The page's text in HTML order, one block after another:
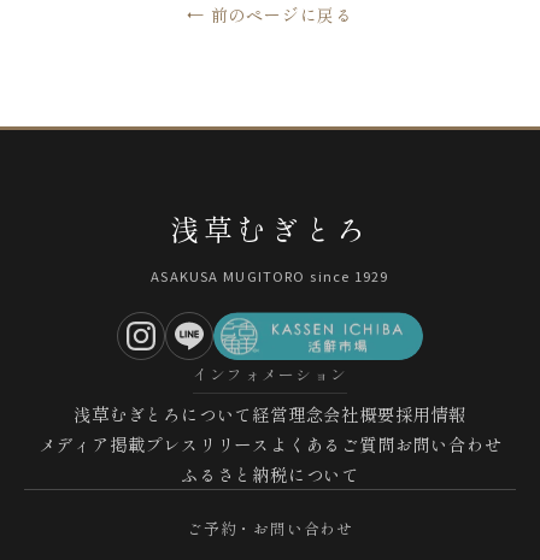
← 前のページに戻る
浅草むぎとろ
ASAKUSA MUGITORO since 1929
インフォメーション
浅草むぎとろについて経営理念会社概要採用情報
メディア掲載プレスリリース よくあるご質問お問い合わせ
ふるさと納税について
ご予約・お問い合わせ